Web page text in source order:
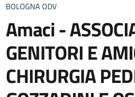
BOLOGNA ODV
Amaci -
GENITORI E
CHIRURGIA